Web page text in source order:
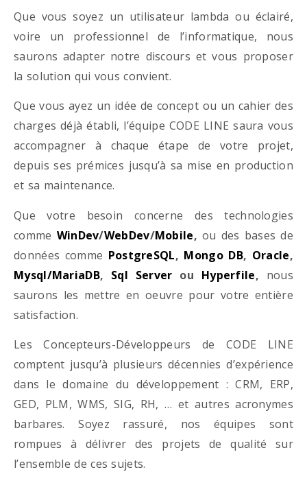
Que vous soyez un utilisateur lambda ou éclairé,
voire un professionnel de l’informatique, nous
saurons adapter notre discours et vous proposer
la solution qui vous convient.
Que vous ayez un idée de concept ou un cahier des
charges déjà établi, l’équipe CODE LINE saura vous
accompagner à chaque étape de votre projet,
depuis ses prémices jusqu’à sa mise en production
et sa maintenance.
Que votre besoin concerne des technologies
comme WinDev/WebDev/Mobile, ou des bases de
données comme PostgreSQL, Mongo DB, Oracle,
Mysql/MariaDB, Sql Server ou Hyperfile, nous
saurons les mettre en oeuvre pour votre entière
satisfaction.
Les Concepteurs-Développeurs de CODE LINE
comptent jusqu’à plusieurs décennies d’expérience
dans le domaine du développement : CRM, ERP,
GED, PLM, WMS, SIG, RH, … et autres acronymes
barbares. Soyez rassuré, nos équipes sont
rompues à délivrer des projets de qualité sur
l’ensemble de ces sujets.